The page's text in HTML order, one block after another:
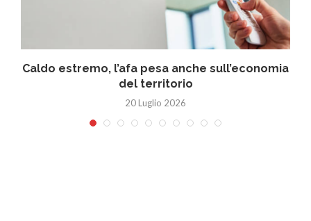
Caldo estremo, l’afa pesa anche sull’economia
del territorio
20 Luglio 2026